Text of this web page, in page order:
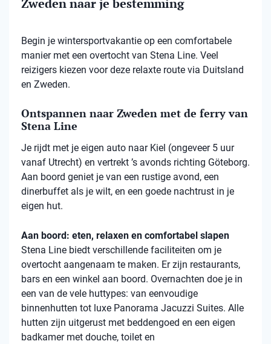
Zweden naar je bestemming
Begin je wintersportvakantie op een comfortabele
manier met een overtocht van Stena Line. Veel
reizigers kiezen voor deze relaxte route via Duitsland
en Zweden.
Ontspannen naar Zweden met de ferry van
Stena Line
Je rijdt met je eigen auto naar Kiel (ongeveer 5 uur
vanaf Utrecht) en vertrekt ’s avonds richting Göteborg.
Aan boord geniet je van een rustige avond, een
dinerbuffet als je wilt, en een goede nachtrust in je
eigen hut.
Aan boord: eten, relaxen en comfortabel slapen
Stena Line biedt verschillende faciliteiten om je
overtocht aangenaam te maken. Er zijn restaurants,
bars en een winkel aan boord. Overnachten doe je in
een van de vele huttypes: van eenvoudige
binnenhutten tot luxe Panorama Jacuzzi Suites. Alle
hutten zijn uitgerust met beddengoed en een eigen
badkamer met douche, toilet en